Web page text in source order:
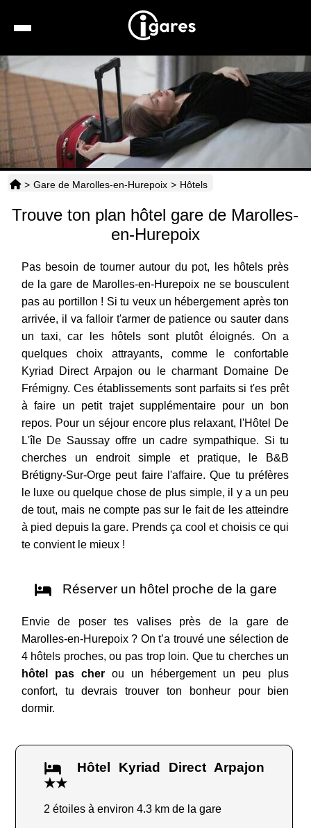
Location de voiture
Hôtels
Taxis
Horaires
> Gare de Marolles-en-Hurepoix > Hôtels
Trouve ton plan hôtel gare de Marolles-
en-Hurepoix
Pas besoin de tourner autour du pot, les hôtels près
de la gare de Marolles-en-Hurepoix ne se bousculent
pas au portillon ! Si tu veux un hébergement après ton
arrivée, il va falloir t'armer de patience ou sauter dans
un taxi, car les hôtels sont plutôt éloignés. On a
quelques choix attrayants, comme le confortable
Kyriad Direct Arpajon ou le charmant Domaine De
Frémigny. Ces établissements sont parfaits si t'es prêt
à faire un petit trajet supplémentaire pour un bon
repos. Pour un séjour encore plus relaxant, l'Hôtel De
L'île De Saussay offre un cadre sympathique. Si tu
cherches un endroit simple et pratique, le B&B
Brétigny-Sur-Orge peut faire l'affaire. Que tu préfères
le luxe ou quelque chose de plus simple, il y a un peu
de tout, mais ne compte pas sur le fait de les atteindre
à pied depuis la gare. Prends ça cool et choisis ce qui
te convient le mieux !
Réserver un hôtel proche de la gare
Envie de poser tes valises près de la gare de
Marolles-en-Hurepoix ? On t’a trouvé une sélection de
4 hôtels proches, ou pas trop loin. Que tu cherches un
hôtel pas cherou un hébergement un peu plus
confort, tu devrais trouver ton bonheur pour bien
dormir.
Hôtel Kyriad Direct Arpajon
★★
2 étoiles à environ 4.3 km de la gare